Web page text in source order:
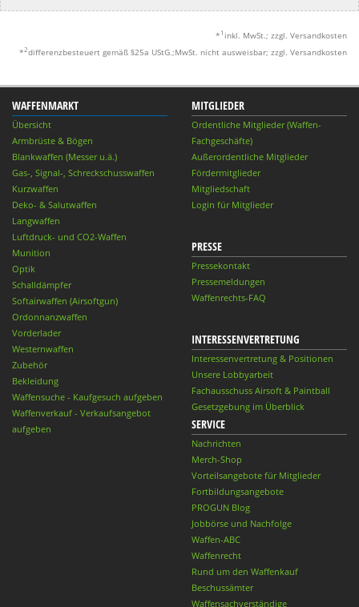
* 1 inkl. MwSt.; zzgl. Versandkosten
*2differenzbesteuert gemäß §25a UStG.;MwSt. nicht ausweisbar; zzgl. Versandkosten
WAFFENMARKT
Übersicht
Armbrüste & Bögen
Blankwaffen (Messer u.ä.)
Gas-, Signal-, Schreckschusswaffen
Kurzwaffen
Deko- & Salutwaffen
Langwaffen
Luftdruck- und CO2-Waffen
Munition
Optik
Schalldämpfer
Softairwaffen (Airsoftgun)
Ordonnanzwaffen
Vorderlader
Westernwaffen
Zubehör
Bekleidung
Waffensuche - Kaufgesuch aufgeben
Waffenverkauf - Verkaufsangebot
aufgeben
MITGLIEDER
Ordentliche Mitglieder (Waffen-
Fachgeschäfte)
Außerordentliche Mitglieder
Fördermitglieder
Mitgliedschaft
Login für Mitglieder
PRESSE
Pressekontakt
Pressemeldungen
Waffenrechts-FAQ
INTERESSENVERTRETUNG
Interessenvertretung & Positionen
Unsere Lobbyarbeit
Fachausschuss Airsoft & Paintball
Gesetzgebung im Überblick
SERVICE
Nachrichten
Merch-Shop
Vorteilsangebote für Mitglieder
Fortbildungsangebote
PROGUN Blog
Jobbörse und Nachfolge
Waffen-ABC
Waffenrecht
Rund um den Waffenkauf
Beschussämter
Waffensachverständige